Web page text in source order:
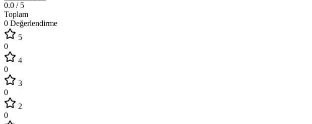
0.0 / 5
Toplam
0 Değerlendirme
5
0
4
0
3
0
2
0